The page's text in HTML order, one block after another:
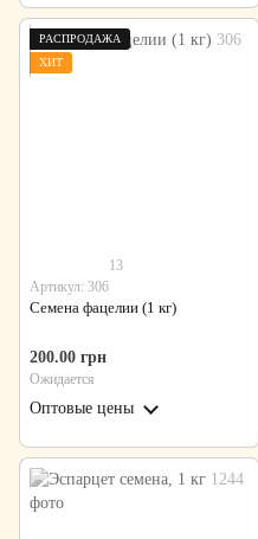
РАСПРОДАЖА
ХИТ
13
Артикул: 306
Семена фацелии (1 кг)
200.00 грн
Ожидается
Оптовые цены